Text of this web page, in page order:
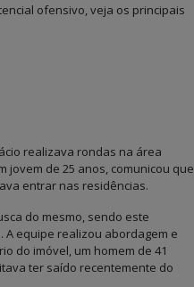
ofensivo, veja os principais
realizava rondas na área
jovem de 25 anos, comunicou que
entrar nas residências.
do mesmo, sendo este
equipe realizou abordagem e
do imóvel, um homem de 41
ter saído recentemente do